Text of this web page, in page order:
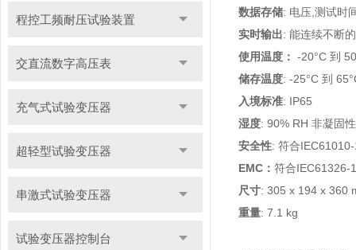
程控工频耐压试验装置
交直流数字高压表
充气式试验变压器
超轻型试验变压器
串激式试验变压器
试验变压器控制台
数据存储: 电压,测试时
实时输出: 能连续不断
使用温度： -
储存温度: -25°C 到
入境标准: IP65
湿度: 90% RH 非凝固
安全性: 符合
EMC ： 符合IEC61326-1
尺寸: 305 x 194 x 360
重量: 7.1 kg